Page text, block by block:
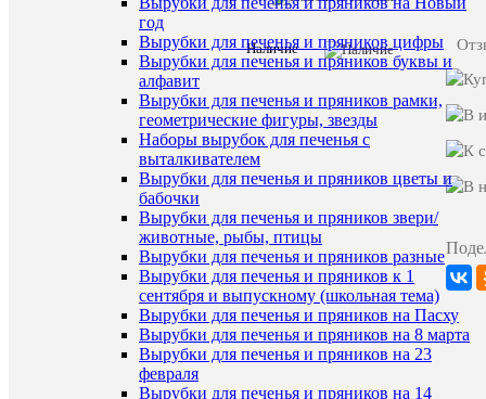
год
Вырубки для печенья и пряников цифры
Вырубки для печенья и пряников буквы и
алфавит
Вырубки для печенья и пряников рамки,
геометрические фигуры, звезды
Наборы вырубок для печенья с
выталкивателем
Вырубки для печенья и пряников цветы и
бабочки
Вырубки для печенья и пряников звери/
животные, рыбы, птицы
Вырубки для печенья и пряников разные
Вырубки для печенья и пряников к 1
сентября и выпускному (школьная тема)
Вырубки для печенья и пряников на Пасху
Вырубки для печенья и пряников на 8 марта
Вырубки для печенья и пряников на 23
февраля
Вырубки для печенья и пряников на 14
Наличие
сахарная
Все
состав
сахар,
патока
какао,
(Е415,
(кислота
агент